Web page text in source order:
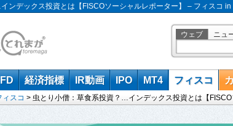
ンデックス投資とは【FISCOソーシャルレポーター】 – フィスコ in
ウェブ ニュ
経済指標 IR動画 IPO MT4 フィスコ
ィスコ > 虫とり小僧：草食系投資？…インデックス投資とは【FISCO